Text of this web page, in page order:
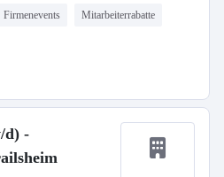
Firmenevents Mitarbeiterrabatte
d) -